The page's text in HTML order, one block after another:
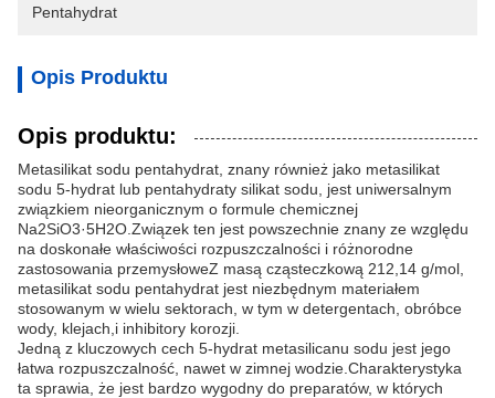
Pentahydrat
Opis Produktu
Opis produktu:
Metasilikat sodu pentahydrat, znany również jako metasilikat
sodu 5-hydrat lub pentahydraty silikat sodu, jest uniwersalnym
związkiem nieorganicznym o formule chemicznej
Na2SiO3·5H2O.Związek ten jest powszechnie znany ze względu
na doskonałe właściwości rozpuszczalności i różnorodne
zastosowania przemysłoweZ masą cząsteczkową 212,14 g/mol,
metasilikat sodu pentahydrat jest niezbędnym materiałem
stosowanym w wielu sektorach, w tym w detergentach, obróbce
wody, klejach,i inhibitory korozji.
Jedną z kluczowych cech 5-hydrat metasilicanu sodu jest jego
łatwa rozpuszczalność, nawet w zimnej wodzie.Charakterystyka
ta sprawia, że jest bardzo wygodny do preparatów, w których